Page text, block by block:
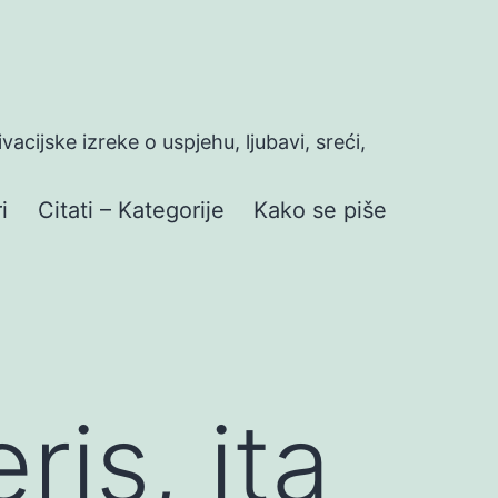
izreke o uspjehu, ljubavi, sreći,
Citati – Kategorije Kako se piše
ita